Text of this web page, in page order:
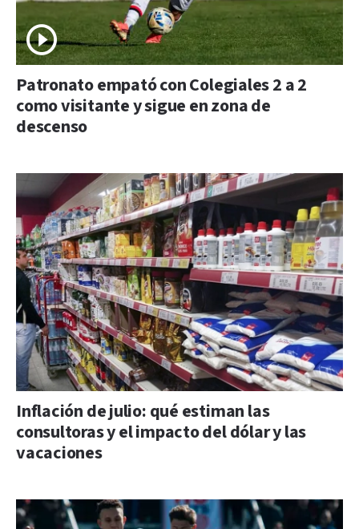
Patronato empató con Colegiales 2 a 2
como visitante y sigue en zona de
descenso
Inflación de julio: qué estiman las
consultoras y el impacto del dólar y las
vacaciones